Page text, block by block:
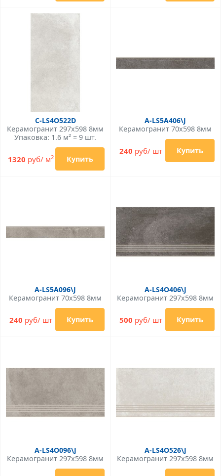
C-LS4O522D
Керамогранит 297x598 8мм
Упаковка: 1.6 м² = 9 шт.
1320 руб/ м2 Купить
A-LS5A406\J
Керамогранит 70x598 8мм
240 руб/ шт Купить
A-LS5A096\J
Керамогранит 70x598 8мм
240 руб/ шт Купить
A-LS4O406\J
Керамогранит 297x598 8мм
500 руб/ шт Купить
A-LS4O096\J
Керамогранит 297x598 8мм
A-LS4O526\J
Керамогранит 297x598 8мм